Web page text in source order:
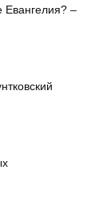
Евангелия? –